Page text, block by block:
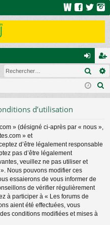
on
ne
ns
cri
d’utilisation
» (désigné ci-après par « nous »,
» et
d’être légalement responsable
pas d’être légalement
veuillez ne pas utiliser et
Nous pouvons modifier ces
essaierons de vous informer de
de vérifier régulièrement
à participer à « Les forums de
aient été effectuées, vous
conditions modifiées et mises à